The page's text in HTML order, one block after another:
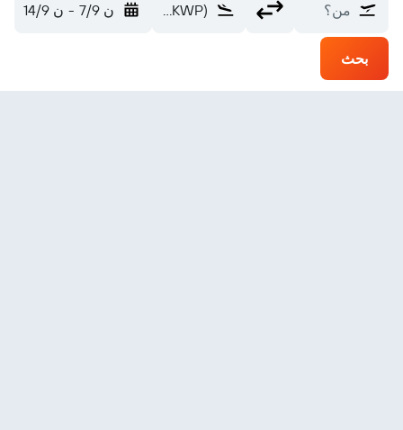
من؟ West Point Village SPB (KWP) ن 7/9 - ن 14/9
بحث